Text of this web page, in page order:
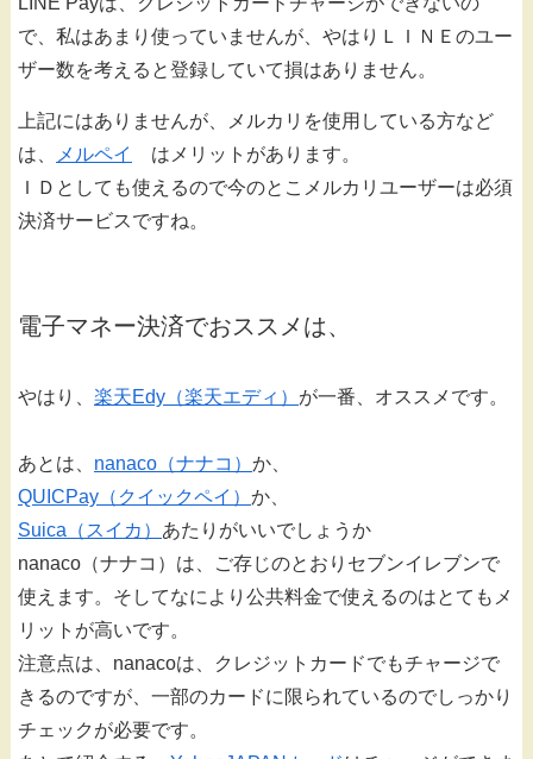
で、私はあまり使っていませんが、やはりＬＩＮＥのユー
ザー数を考えると登録していて損はありません。
上記にはありませんが、メルカリを使用している方など
は、
メルペイ
はメリットがあります。
ＩＤとしても使えるので今のとこメルカリユーザーは必須
決済サービスですね。
電子マネー決済でおススメは、
やはり、 楽天Edy（楽天エディ） が一番、オススメです。
あとは、 nanaco（ナナコ） か、
QUICPay（クイックペイ） か、
Suica（スイカ） あたりがいいでしょうか
nanaco（ナナコ）は、ご存じのとおりセブンイレブンで
使えます。そしてなにより公共料金で使えるのはとてもメ
リットが高いです。
注意点は、nanacoは、クレジットカードでもチャージで
きるのですが、一部のカードに限られているのでしっかり
チェックが必要です。